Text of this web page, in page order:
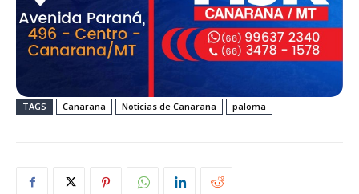
TAGS Canarana Noticias de Canarana paloma